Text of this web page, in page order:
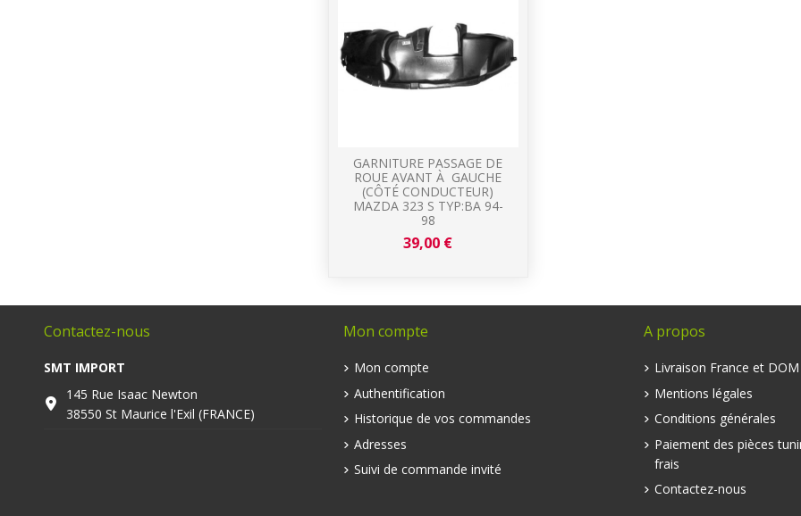
GARNITURE PASSAGE DE
ROUE AVANT À GAUCHE
(CÔTÉ CONDUCTEUR)
MAZDA 323 S TYP:BA 94-
98
39,00 €
Contactez-nous
SMT IMPORT
145 Rue Isaac Newton
38550 St Maurice l'Exil (FRANCE)
Mon compte
Mon compte
Authentification
Historique de vos commandes
Adresses
Suivi de commande invité
A propos
Livraison France et
Mentions légales
Conditions générales
Paiement des pièces
frais
Contactez-nous